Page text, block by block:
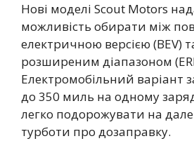
Нові моделі Scout Motors
можливість обирати між
електричною версією (BEV)
розширеним діапазоном
Електромобільний варіант
до 350 миль на одному
легко подорожувати на
турботи про дозаправку.